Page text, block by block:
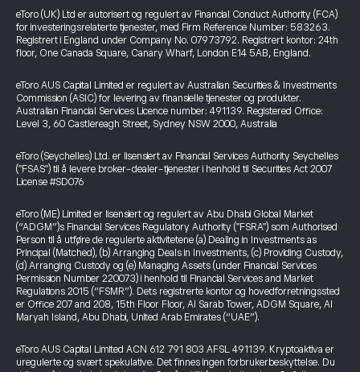
eToro (UK) Ltd er autorisert og regulert av Financial Conduct Authority (FCA)
for investeringsrelaterte tjenester, med Firm Reference Number: 583263.
Registrert i England under Company No. 07973792. Registrert kontor: 24th
floor, One Canada Square, Canary Wharf, London E14 5AB, England.
eToro AUS Capital Limited er regulert av Australian Securities & Investments
Commission (ASIC) for levering av finansielle tjenester og produkter.
Australian Financial Services Licence number: 491139. Registered Office:
Level 3, 60 Castlereagh Street, Sydney NSW 2000, Australia
eToro (Seychelles) Ltd. er lisensiert av Financial Services Authority Seychelles
("FSAS") til å levere broker-dealer-tjenester i henhold til Securities Act 2007
License #SD076
eToro (ME) Limited er lisensiert og regulert av Abu Dhabi Global Market
(“ADGM”)s Financial Services Regulatory Authority ("FSRA") som Authorised
Person til å utføre de regulerte aktivitetene (a) Dealing in Investments as
Principal (Matched), (b) Arranging Deals in Investments, (c) Providing Custody,
(d) Arranging Custody og (e) Managing Assets (under Financial Services
Permission Number 220073) i henhold til Financial Services and Market
Regulations 2015 (“FSMR”). Dets registrerte kontor og hovedforretningssted
er Office 207 and 208, 15th Floor Floor, Al Sarab Tower, ADGM Square, Al
Maryah Island, Abu Dhabi, United Arab Emirates (“UAE”).
eToro AUS Capital Limited ACN 612 791 803 AFSL 491139. Kryptoaktiva er
uregulerte og svært spekulative. Det finnes ingen forbrukerbeskyttelse. Du